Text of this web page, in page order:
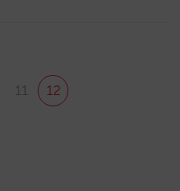
11 12